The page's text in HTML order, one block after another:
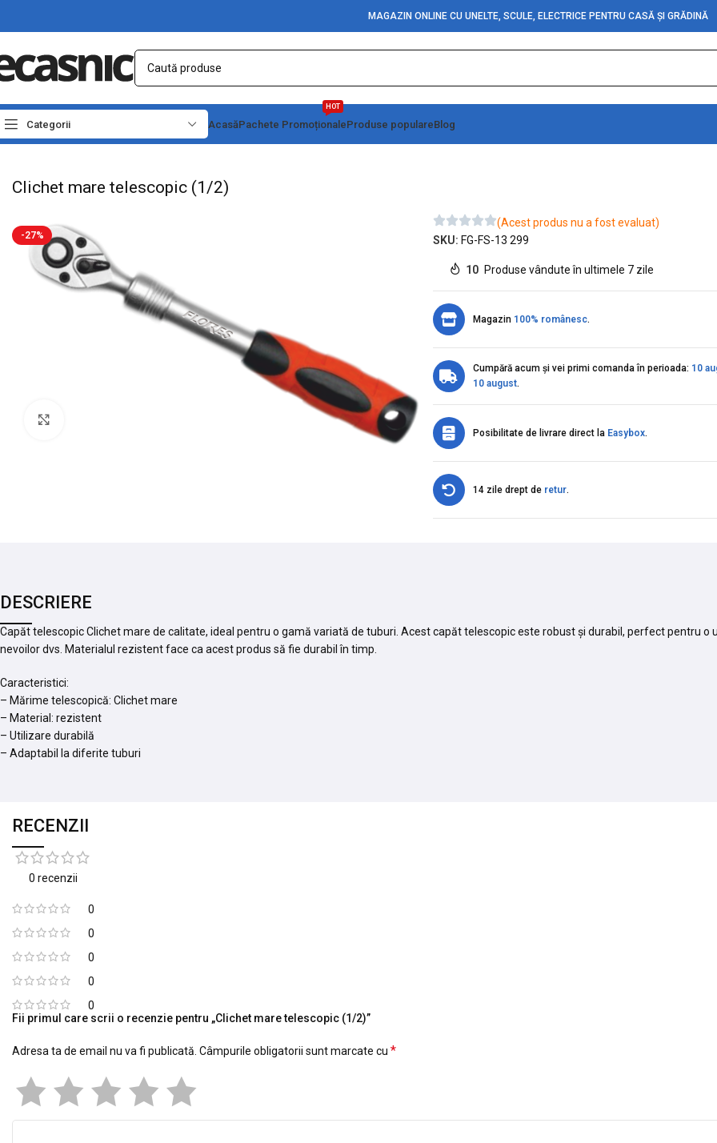
MAGAZIN ONLINE CU UNELTE, SCULE, ELECTRICE PENTRU CASĂ ȘI GRĂDINĂ
Categorii AcasăPachete Promoționale
HOT
Produse populareBlog
Prima pagină Scule - Unelte Chei, capete tubulare si truse
Clichet mare telescopic (1/2)
-27%
(Acest produs nu a fost evaluat)
SKU: FG-FS-13 299
10 Produse vândute în ultimele 7 zile
Magazin 100% românesc.
Cumpără acum și vei primi comanda în perioada: 10
10 august.
Posibilitate de livrare direct la Easybox.
14 zile drept de retur.
DESCRIERE
Capăt telescopic Clichet mare de calitate, ideal pentru o gamă variată de tuburi. Acest capăt telescopic este robust și durabil, perfect pentru
nevoilor dvs. Materialul rezistent face ca acest produs să fie durabil în timp.
Caracteristici:
– Mărime telescopică: Clichet mare
– Material: rezistent
– Utilizare durabilă
– Adaptabil la diferite tuburi
RECENZII
0 recenzii
0
0
0
0
0
Fii primul care scrii o recenzie pentru „Clichet mare telescopic (1/2)”
Adresa ta de email nu va fi publicată. Câmpurile obligatorii sunt marcate cu *